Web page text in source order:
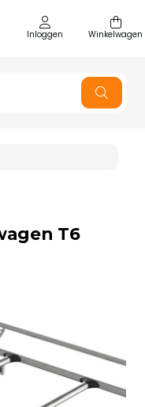
Inloggen Winkelwagen
T6